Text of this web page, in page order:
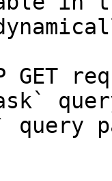
GET